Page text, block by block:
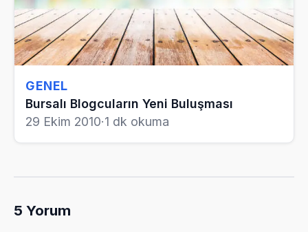
GENEL
Bursalı Blogcuların Yeni Buluşması
29 Ekim 2010·1 dk okuma
5 Yorum